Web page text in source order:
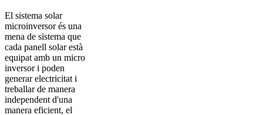
El sistema solar
microinversor és una
mena de sistema que
cada panell solar està
equipat amb un micro
inversor i poden
generar electricitat i
treballar de manera
independent d'una
manera eficient, el